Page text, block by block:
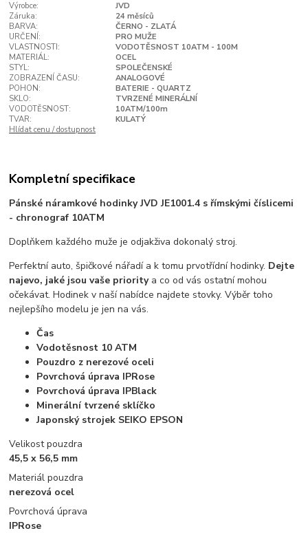
Výrobce:
JVD
Záruka:
24 měsíců
BARVA:
ČERNO - ZLATÁ
URČENÍ:
PRO MUŽE
VLASTNOSTI:
VODOTĚSNOST 10ATM - 100M
MATERIÁL:
OCEL
STYL:
SPOLEČENSKÉ
ZOBRAZENÍ ČASU:
ANALOGOVÉ
POHON:
BATERIE - QUARTZ
SKLO:
TVRZENÉ MINERÁLNÍ
VODOTĚSNOST:
10ATM/100m
TVAR:
KULATÝ
Hlídat cenu / dostupnost
Kompletní specifikace
Pánské náramkové hodinky JVD JE1001.4 s římskými číslicemi
- chronograf 10ATM
Doplňkem každého muže je odjakživa dokonalý stroj.
Perfektní auto, špičkové nářadí a k tomu prvotřídní hodinky. Dejte
najevo, jaké jsou vaše prioritya co od vás ostatní mohou
očekávat. Hodinek v naší nabídce najdete stovky. Výběr toho
nejlepšího modelu je jen na vás.
Čas
Vodotěsnost 10 ATM
Pouzdro z nerezové oceli
Povrchová úprava IPRose
Povrchová úprava IPBlack
Minerální tvrzené sklíčko
Japonský strojek SEIKO EPSON
Velikost pouzdra
45,5 x 56,5 mm
Materiál pouzdra
nerezová ocel
Povrchová úprava
IPRose